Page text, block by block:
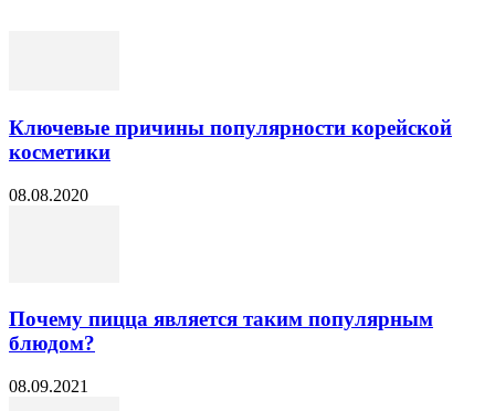
Ключевые причины популярности корейской
косметики
08.08.2020
Почему пицца является таким популярным
блюдом?
08.09.2021